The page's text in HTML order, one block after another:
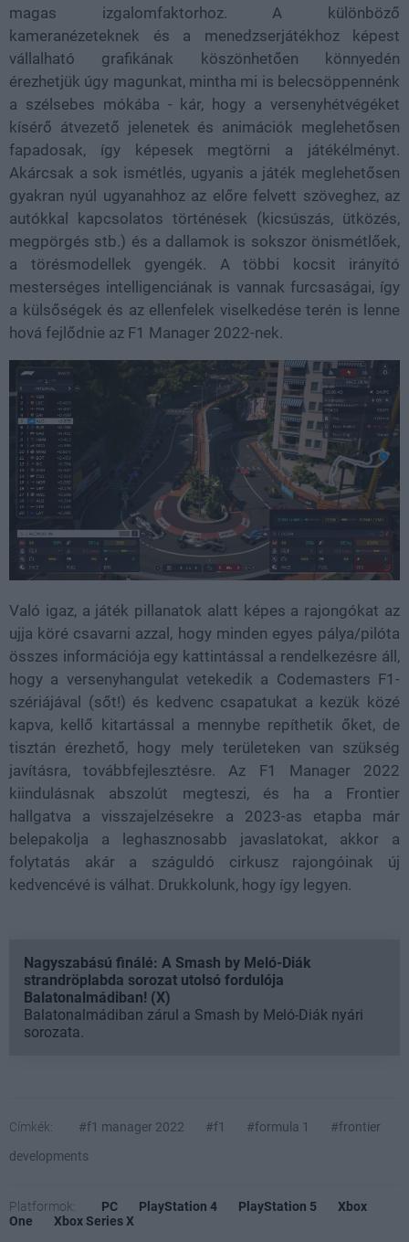
magas izgalomfaktorhoz. A különböző
kameranézeteknek és a menedzserjátékhoz képest
vállalható grafikának köszönhetően könnyedén
érezhetjük úgy magunkat, mintha mi is belecsöppennénk
a szélsebes mókába - kár, hogy a versenyhétvégéket
kísérő átvezető jelenetek és animációk meglehetősen
fapadosak, így képesek megtörni a játékélményt.
Akárcsak a sok ismétlés, ugyanis a játék meglehetősen
gyakran nyúl ugyanahhoz az előre felvett szöveghez, az
autókkal kapcsolatos történések (kicsúszás, ütközés,
megpörgés stb.) és a dallamok is sokszor önismétlőek,
a törésmodellek gyengék. A többi kocsit irányító
mesterséges intelligenciának is vannak furcsaságai, így
a külsőségek és az ellenfelek viselkedése terén is lenne
hová fejlődnie az F1 Manager 2022-nek.
Való igaz, a játék pillanatok alatt képes a rajongókat az
ujja köré csavarni azzal, hogy minden egyes pálya/pilóta
összes információja egy kattintással a rendelkezésre áll,
hogy a versenyhangulat vetekedik a Codemasters F1-
szériájával (sőt!) és kedvenc csapatukat a kezük közé
kapva, kellő kitartással a mennybe repíthetik őket, de
tisztán érezhető, hogy mely területeken van szükség
javításra, továbbfejlesztésre. Az F1 Manager 2022
kiindulásnak abszolút megteszi, és ha a Frontier
hallgatva a visszajelzésekre a 2023-as etapba már
belepakolja a leghasznosabb javaslatokat, akkor a
folytatás akár a száguldó cirkusz rajongóinak új
kedvencévé is válhat. Drukkolunk, hogy így legyen.
Nagyszabású finálé: A Smash by Meló-Diák
strandröplabda sorozat utolsó fordulója
Balatonalmádiban! (X)
Balatonalmádiban zárul a Smash by Meló-Diák nyári
sorozata.
Címkék: #f1 manager 2022 #f1 #formula 1
#frontier
developments
Platformok: PC PlayStation 4 PlayStation 5
Xbox
One
Xbox Series X